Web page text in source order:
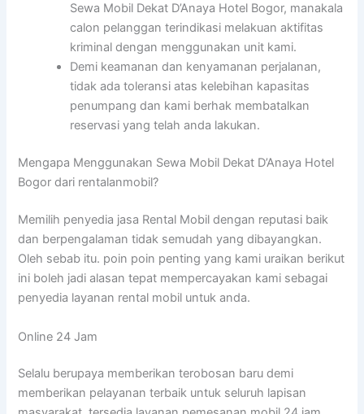
Sewa Mobil Dekat D’Anaya Hotel Bogor, manakala
calon pelanggan terindikasi melakuan aktifitas
kriminal dengan menggunakan unit kami.
Demi keamanan dan kenyamanan perjalanan,
tidak ada toleransi atas kelebihan kapasitas
penumpang dan kami berhak membatalkan
reservasi yang telah anda lakukan.
Mengapa Menggunakan Sewa Mobil Dekat D’Anaya Hotel
Bogor dari rentalanmobil?
Memilih penyedia jasa Rental Mobil dengan reputasi baik
dan berpengalaman tidak semudah yang dibayangkan.
Oleh sebab itu. poin poin penting yang kami uraikan berikut
ini boleh jadi alasan tepat mempercayakan kami sebagai
penyedia layanan rental mobil untuk anda.
Online 24 Jam
Selalu berupaya memberikan terobosan baru demi
memberikan pelayanan terbaik untuk seluruh lapisan